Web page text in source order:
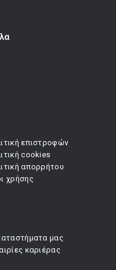
επιστροφών
cookies
απορρήτου
χρήσης
μας
καριέρας